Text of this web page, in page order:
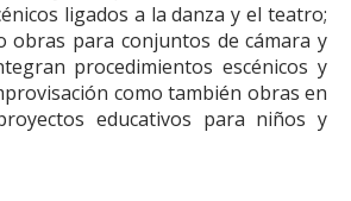
ligados a la danza y el teatro;
obras para conjuntos de cámara y
procedimientos escénicos y
como también obras en
educativos para niños y